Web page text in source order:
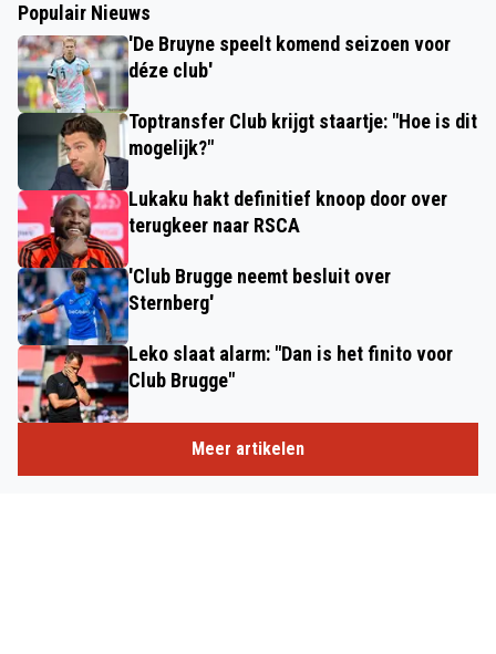
Populair Nieuws
'De Bruyne speelt komend seizoen voor
déze club'
Toptransfer Club krijgt staartje: "Hoe is dit
mogelijk?"
Lukaku hakt definitief knoop door over
terugkeer naar RSCA
'Club Brugge neemt besluit over
Sternberg'
Leko slaat alarm: "Dan is het finito voor
Club Brugge"
Meer artikelen